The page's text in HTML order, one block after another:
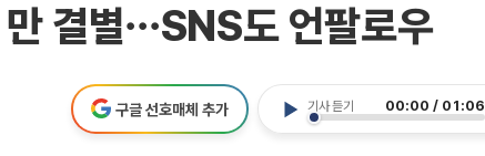
결별⋯SNS도 언팔로우
기사 듣기 00:00 / 01:06
구글 선호매체 추가